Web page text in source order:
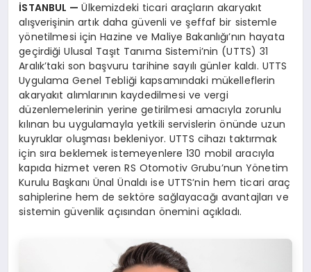
İSTANBUL —Ülkemizdeki ticari araçların akaryakıt
alışverişinin artık daha güvenli ve şeffaf bir sistemle
yönetilmesi için Hazine ve Maliye Bakanlığı’nın hayata
geçirdiği Ulusal Taşıt Tanıma Sistemi’nin (UTTS) 31
Aralık’taki son başvuru tarihine sayılı günler kaldı. UTTS
Uygulama Genel Tebliği kapsamındaki mükelleflerin
akaryakıt alımlarının kaydedilmesi ve vergi
düzenlemelerinin yerine getirilmesi amacıyla zorunlu
kılınan bu uygulamayla yetkili servislerin önünde uzun
kuyruklar oluşması bekleniyor. UTTS cihazı taktırmak
için sıra beklemek istemeyenlere 130 mobil aracıyla
kapıda hizmet veren RS Otomotiv Grubu’nun Yönetim
Kurulu Başkanı Ünal Ünaldı ise UTTS’nin hem ticari araç
sahiplerine hem de sektöre sağlayacağı avantajları ve
sistemin güvenlik açısından önemini açıkladı.